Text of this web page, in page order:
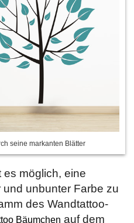
seine markanten Blätter
es möglich, eine
unbunter Farbe zu
des Wandtattoo-
Bäumchen auf dem